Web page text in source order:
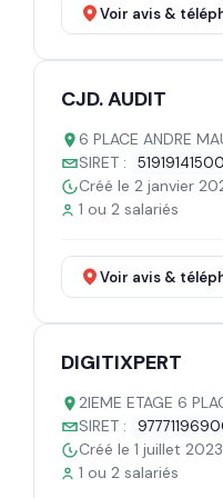
Voir avis &
CJD. AUDIT
6 PLACE ANDRE
SIRET :
Créé le 2 janvier
1 ou 2 salariés
Voir avis &
DIGITIXPERT
2IEME ETAGE 6
SIRET :
Créé le 1 juillet 2023
1 ou 2 salariés